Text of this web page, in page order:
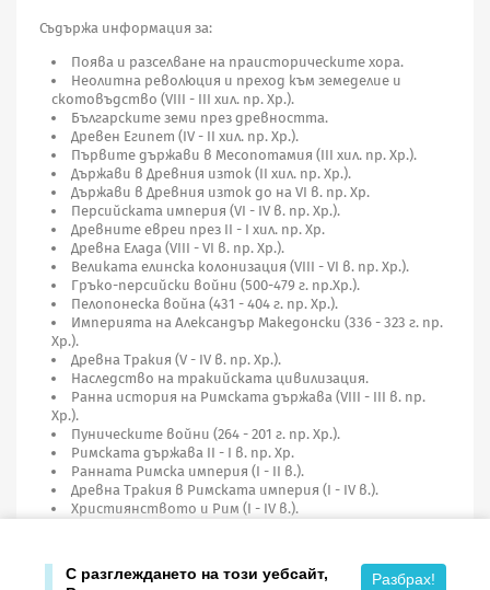
Съдържа информация за:
Поява и разселване на праисторическите хора.
Неолитна революция и преход към земеделие и
скотовъдство (VIII - III хил. пр. Хр.).
Българските земи през древността.
Древен Египет (IV - II хил. пр. Хр.).
Първите държави в Месопотамия (III хил. пр. Хр.).
Държави в Древния изток (II хил. пр. Хр.).
Държави в Древния изток до на VI в. пр. Хр.
Персийската империя (VI - IV в. пр. Хр.).
Древните евреи през II - I хил. пр. Хр.
Древна Елада (VIII - VI в. пр. Хр.).
Великата елинска колонизация (VIII - VI в. пр. Хр.).
Гръко-персийски войни (500-479 г. пр.Хр.).
Пелопонеска война (431 - 404 г. пр. Хр.).
Империята на Александър Македонски (336 - 323 г. пр.
Хр.).
Древна Тракия (V - IV в. пр. Хр.).
Наследство на тракийската цивилизация.
Ранна история на Римската държава (VIII - III в. пр.
Хр.).
Пуническите войни (264 - 201 г. пр. Хр.).
Римската държава II - I в. пр. Хр.
Ранната Римска империя (I - II в.).
Древна Тракия в Римската империя (I - IV в.).
Християнството и Рим (I - IV в.).
С разглеждането на този уебсайт,
Разбрах!